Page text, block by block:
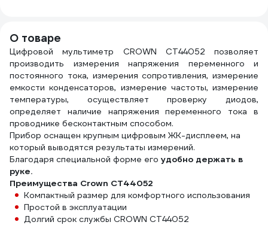
О товаре
Цифровой мультиметр CROWN CT44052 позволяет
производить измерения напряжения переменного и
постоянного тока, измерения сопротивления, измерение
емкости конденсаторов, измерение частоты, измерение
температуры, осуществляет проверку диодов,
определяет наличие напряжения переменного тока в
проводнике бесконтактным способом.
Прибор оснащен крупным цифровым ЖК-дисплеем, на
который выводятся результаты измерений.
Благодаря специальной форме его удобно держать в
руке.
Преимущества Crown CT44052
Компактный размер для комфортного использования
Простой в эксплуатации
Долгий срок службы CROWN CT44052